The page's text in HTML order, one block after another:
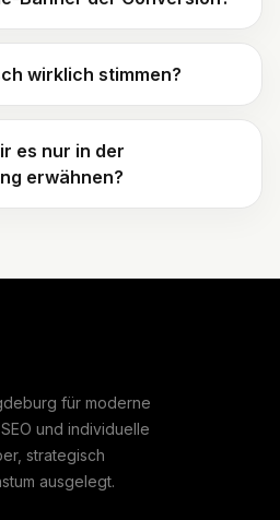
wirklich stimmen?
es nur in der
erwähnen?
für moderne
und individuelle
strategisch
ausgelegt.